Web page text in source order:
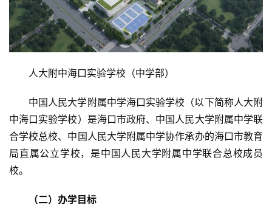
人大附中海口实验学校（中学部）
中国人民大学附属中学海口实验学校（以下简称人大附
中海口实验学校）是海口市政府、中国人民大学附属中学联
合学校总校、中国人民大学附属中学协作承办的海口市教育
局直属公立学校，是中国人民大学附属中学联合总校成员
校。
（二）办学目标